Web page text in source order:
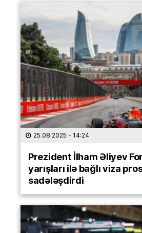
25.08.2025 - 14:24
Prezident İlham Əliyev
yarışları ilə bağlı viza
sadələşdirdi